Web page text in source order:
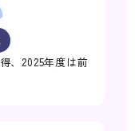
、2025年度は前